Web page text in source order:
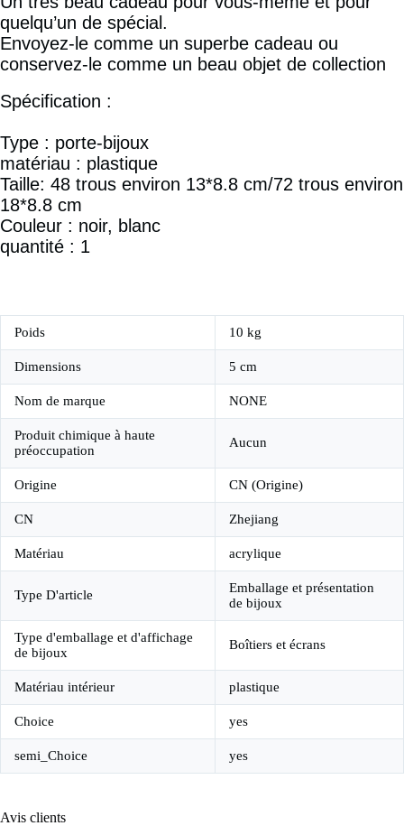
quelqu’un de spécial.
Envoyez-le comme un superbe cadeau ou
conservez-le comme un beau objet de collection
Spécification :
Type : porte-bijoux
matériau : plastique
Taille: 48 trous environ 13*8.8 cm/72 trous environ
18*8.8 cm
Couleur : noir, blanc
quantité : 1
Poids 10 kg
Dimensions 5 cm
Nom de marque NONE
Produit chimique à haute
préoccupation
Aucun
Origine CN (Origine)
CN Zhejiang
Matériau acrylique
Type D'article
Emballage et présentation
de bijoux
Type d'emballage et d'affichage
de bijoux
Boîtiers et écrans
Matériau intérieur plastique
Choice yes
semi_Choice yes
Avis clients